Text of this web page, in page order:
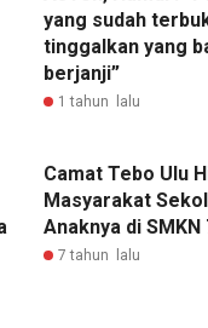
yang sudah
tinggalkan yang
berjanji”
1 tahun lalu
Camat Tebo Ulu
Masyarakat
Anaknya di SMKN
7 tahun lalu